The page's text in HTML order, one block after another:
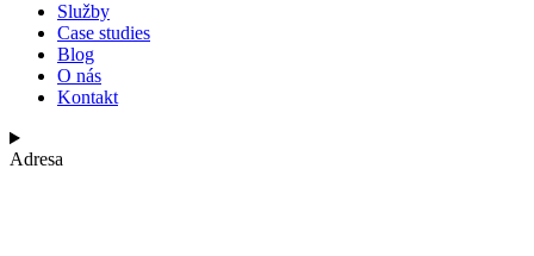
Služby
Case studies
Blog
O nás
Kontakt
Adresa